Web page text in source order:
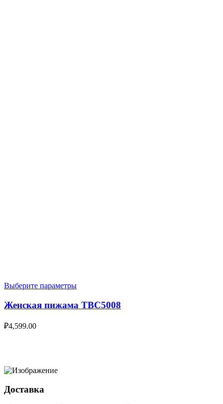
Выберите параметры
Женская пижама TBC5008
₽4,599.00
Доставка